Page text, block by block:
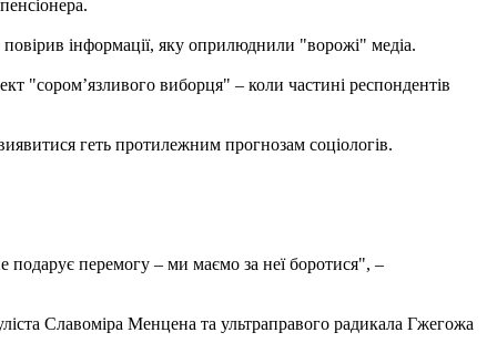
інформації, яку оприлюднили "ворожі" медіа.
"сором’язливого виборця" – коли частині респондентів
геть протилежним прогнозам соціологів.
подарує перемогу – ми маємо за неї боротися", –
Славоміра Менцена та ультраправого радикала Гжегожа